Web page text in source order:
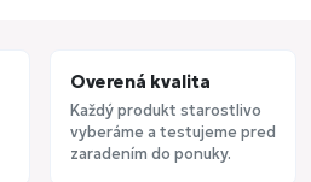
Overená kvalita
Každý produkt starostlivo
vyberáme a testujeme pred
zaradením do ponuky.